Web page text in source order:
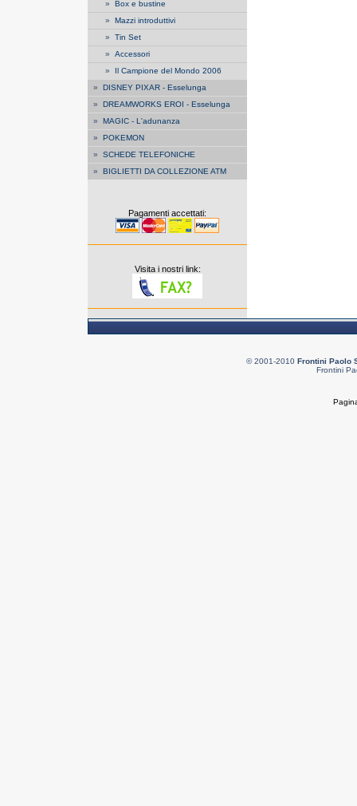
» Box e bustine
» Mazzi introduttivi
» Tin Set
» Accessori
» Il Campione del Mondo 2006
» DISNEY PIXAR - Esselunga
» DREAMWORKS EROI - Esselunga
» MAGIC - L'adunanza
» POKEMON
» SCHEDE TELEFONICHE
» BIGLIETTI DA COLLEZIONE ATM
Pagamenti accettati:
Visita i nostri link:
© 2001-2010 Frontini Paolo
Frontini